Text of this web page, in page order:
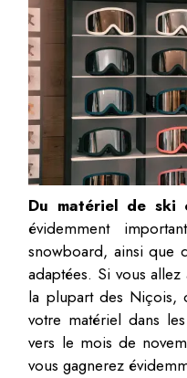
Du matériel de ski
évidemment
snowboard, ainsi que
adaptées. Si vous
la plupart des Niçois,
votre matériel dans
vers le mois de
vous gagnerez